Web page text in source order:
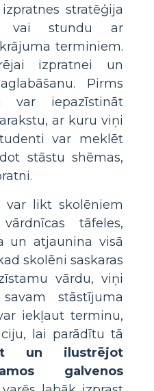
stratēģija
vai stundu ar
terminiem.
izpratnei un
Pirms
var iepazīstināt
ar kuru viņi
var meklēt
stāstu shēmas,
var likt skolēniem
tāfeles,
un atjaunina visā
skolēni saskaras
vārdu, viņi
stāstījuma
iekļaut terminu,
lai parādītu tā
un ilustrējot
galvenos